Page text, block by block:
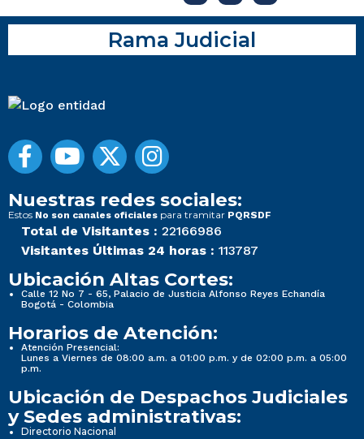
Rama Judicial
Nuestras redes sociales:
Estos No son canales oficiales para tramitar PQRSDF
Total de Visitantes : 22166986
Visitantes Últimas 24 horas : 113787
Ubicación Altas Cortes:
Calle 12 No 7 - 65, Palacio de Justicia Alfonso Reyes Echandía
Bogotá - Colombia
Horarios de Atención:
Atención Presencial:
Lunes a Viernes de 08:00 a.m. a 01:00 p.m. y de 02:00 p.m. a 05:00
p.m.
Ubicación de Despachos Judiciales
y Sedes administrativas:
Directorio Nacional